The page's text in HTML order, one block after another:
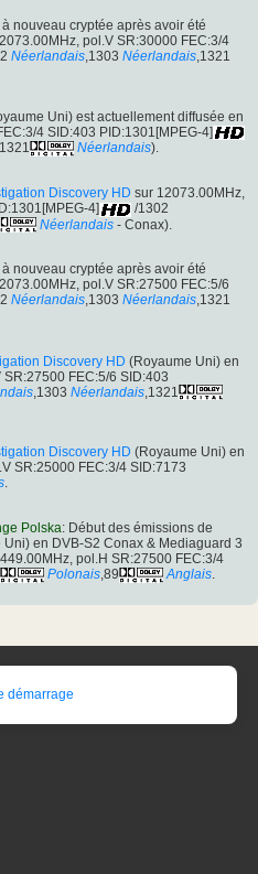
à nouveau cryptée après avoir été
pol.V SR:30000 FEC:3/4
Néerlandais,1303 Néerlandais,1321
Uni) est actuellement diffusée en
4 SID:403 PID:1301[MPEG-4]
Néerlandais).
Discovery HD sur 12073.00MHz,
4]
/1302
Néerlandais - Conax).
à nouveau cryptée après avoir été
pol.V SR:27500 FEC:5/6
Néerlandais,1303 Néerlandais,1321
Discovery HD (Royaume Uni) en
FEC:5/6 SID:403
,1303 Néerlandais ,1321
Discovery HD (Royaume Uni) en
SR:25000 FEC:3/4 SID:7173
.
Polska: Début des émissions de
Uni) en DVB-S2 Conax & Mediaguard 3
pol.H SR:27500 FEC:3/4
Polonais ,89 Anglais
démarrage